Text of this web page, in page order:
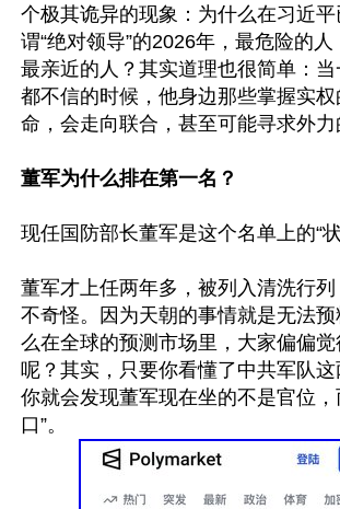
个极其诡异的现象：为什么在习近
谓“绝对领导”的2026年，最危险的
最亲近的人？其实道理也很简单：
都不信的时候，他身边那些掌握实
命，会走向联合，甚至可能寻求外力
董军为什么排在第一名？
现任国防部长董军是这个名单上的“状
董军才上任两年多，被列入清洗行
不奇怪。因为天朝的事情就是无法
么在全球的预测市场里，大家偏偏
呢？其实，只要你看懂了中共军队这
你就会发现董军现在坐的不是官位，